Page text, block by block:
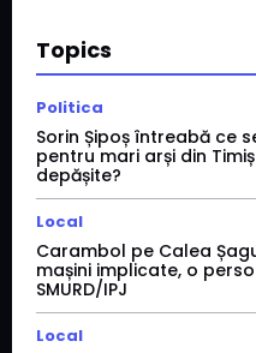
Topics
Politica
Sorin Șipoș întreabă ce
pentru mari arși din
depășite?
Local
Carambol pe Calea
mașini implicate, o
SMURD/IPJ
Local